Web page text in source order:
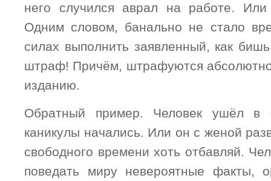
него случился аврал на работе.
Одним словом, банально не стало
силах выполнить заявленный, как
штраф! Причём, штрафуются абсолютно
изданию.
Обратный пример. Человек ушёл в
каникулы начались. Или он с женой
свободного времени хоть отбавляй.
поведать миру невероятные факты,